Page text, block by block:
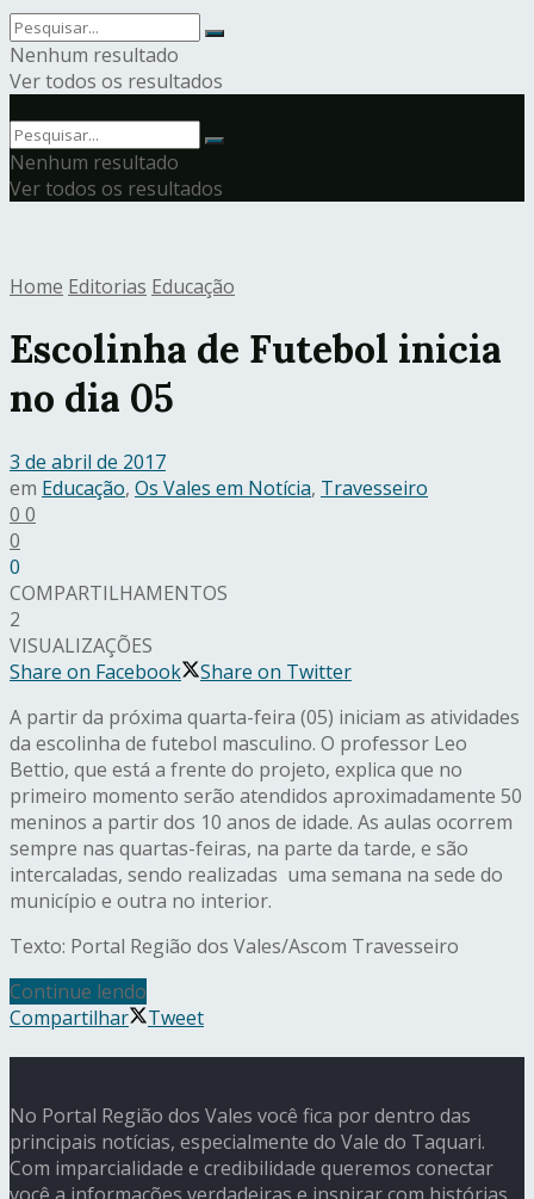
Nenhum resultado
Ver todos os resultados
Nenhum resultado
Ver todos os resultados
Home Editorias Educação
Escolinha de Futebol inicia
no dia 05
3 de abril de 2017
em Educação, Os Vales em Notícia, Travesseiro
0 0
0
0
COMPARTILHAMENTOS
2
VISUALIZAÇÕES
Share on Facebook
Share on Twitter
A partir da próxima quarta-feira (05) iniciam as atividades
da escolinha de futebol masculino. O professor Leo
Bettio, que está a frente do projeto, explica que no
primeiro momento serão atendidos aproximadamente 50
meninos a partir dos 10 anos de idade. As aulas ocorrem
sempre nas quartas-feiras, na parte da tarde, e são
intercaladas, sendo realizadas uma semana na sede do
município e outra no interior.
Texto: Portal Região dos Vales/Ascom Travesseiro
Continue lendo
Compartilhar
Tweet
No Portal Região dos Vales você fica por dentro das
principais notícias, especialmente do Vale do Taquari.
Com imparcialidade e credibilidade queremos conectar